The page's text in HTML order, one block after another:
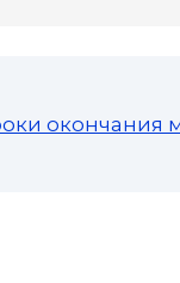
окончания